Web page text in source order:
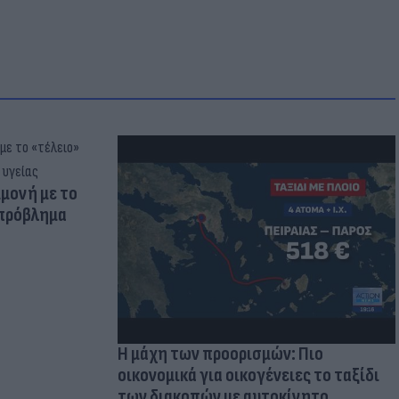
με το
Η μάχη των προορισμών: Πιο
οικονομικά για οικογένειες το ταξίδι